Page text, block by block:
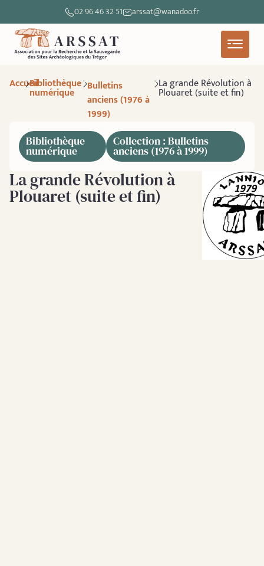
02 96 46 32 51 arssat@wanadoo.fr
AccueilBibliothèque
numérique
Bulletins
anciens (1976 à
1999)
La grande Révolution à
Plouaret (suite et fin)
Bibliothèque
numérique
Collection : Bulletins
anciens (1976 à 1999)
La grande Révolution à
Plouaret (suite et fin)